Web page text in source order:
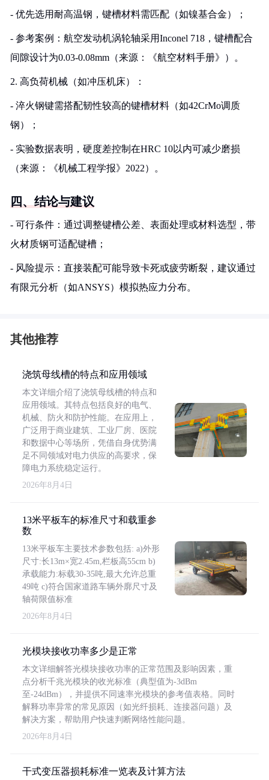
- 优先选用耐高温钢，键槽材料需匹配（如镍基合金）；
- 参考案例：航空发动机涡轮轴采用Inconel 718，键槽配合
间隙设计为0.03-0.08mm（来源：《航空材料手册》）。
2. 高负荷机械（如冲压机床）：
- 淬火钢键需搭配韧性较高的键槽材料（如42CrMo调质
钢）；
- 实验数据表明，硬度差控制在HRC 10以内可减少磨损
（来源：《机械工程学报》2022）。
四、结论与建议
- 可行条件：通过调整键槽公差、表面处理或材料选型，带
火材质钢可适配键槽；
- 风险提示：直接装配可能导致卡死或疲劳断裂，建议通过
有限元分析（如ANSYS）模拟热应力分布。
其他推荐
浇筑母线槽的特点和应用领域
本文详细介绍了浇筑母线槽的特点和
应用领域。其特点包括良好的电气、
机械、防火和防护性能。在应用上，
广泛用于商业建筑、工业厂房、医院
和数据中心等场所，凭借自身优势满
足不同领域对电力供应的高要求，保
障电力系统稳定运行。
2026年8月4日
13米平板车的标准尺寸和载重参
数
13米平板车主要技术参数包括: a)外形
尺寸:长13m×宽2.45m,栏板高55cm b)
承载能力:标载30-35吨,最大允许总重
49吨 c)符合国家道路车辆外廓尺寸及
轴荷限值标准
2026年8月4日
光模块接收功率多少是正常
本文详细解答光模块接收功率的正常范围及影响因素，重
点分析千兆光模块的收光标准（典型值为-3dBm
至-24dBm），并提供不同速率光模块的参考值表格。同时
解释功率异常的常见原因（如光纤损耗、连接器问题）及
解决方案，帮助用户快速判断网络性能问题。
2026年8月4日
干式变压器损耗标准一览表及计算方法